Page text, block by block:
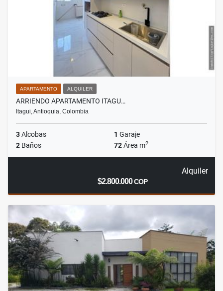
APARTAMENTO ALQUILER
ARRIENDO APARTAMENTO ITAGU…
Itagui, Antioquia, Colombia
3Alcobas 1 Garaje
2 Baños 72Área m2
Alquiler
$2.800.000COP